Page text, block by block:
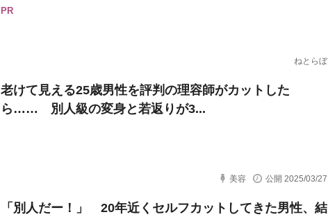
PR
ねとらぼ
老けて見える25歳男性を評判の理容師がカットした
ら…… 別人級の変身と若返りが3...
美容 公開 2025/03/27
「別人だー！」 20年近くセルフカットしてきた男性、結